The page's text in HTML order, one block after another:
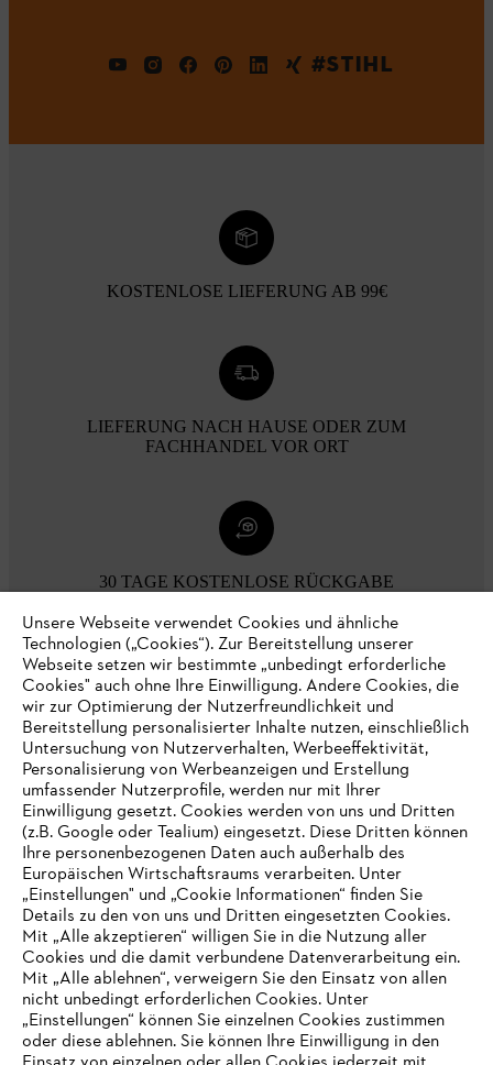
#STIHL
KOSTENLOSE LIEFERUNG AB 99€
LIEFERUNG NACH HAUSE ODER ZUM
FACHHANDEL VOR ORT
30 TAGE KOSTENLOSE RÜCKGABE
Zahlungsmöglichkeiten
Unternehmen
Online Shop
IHR BROWSER WIRD NICHT
UNTERSTÜTZT
Unsere Webseite verwendet Cookies und ähnliche
Technologien („Cookies“). Zur Bereitstellung unserer
Webseite setzen wir bestimmte „unbedingt erforderliche
Cookies" auch ohne Ihre Einwilligung. Andere Cookies, die
wir zur Optimierung der Nutzerfreundlichkeit und
Bereitstellung personalisierter Inhalte nutzen, einschließlich
Untersuchung von Nutzerverhalten, Werbeeffektivität,
Personalisierung von Werbeanzeigen und Erstellung
umfassender Nutzerprofile, werden nur mit Ihrer
Einwilligung gesetzt. Cookies werden von uns und Dritten
(z.B. Google oder Tealium) eingesetzt. Diese Dritten können
Ihre personenbezogenen Daten auch außerhalb des
Europäischen Wirtschaftsraums verarbeiten. Unter
„Einstellungen" und „Cookie Informationen“ finden Sie
Details zu den von uns und Dritten eingesetzten Cookies.
Mit „Alle akzeptieren“ willigen Sie in die Nutzung aller
Cookies und die damit verbundene Datenverarbeitung ein.
Mit „Alle ablehnen“, verweigern Sie den Einsatz von allen
nicht unbedingt erforderlichen Cookies. Unter
„Einstellungen“ können Sie einzelnen Cookies zustimmen
oder diese ablehnen. Sie können Ihre Einwilligung in den